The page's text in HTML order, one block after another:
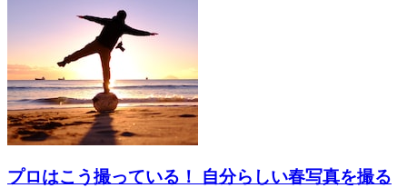
プロはこう撮っている！ 自分らしい春写真を撮る